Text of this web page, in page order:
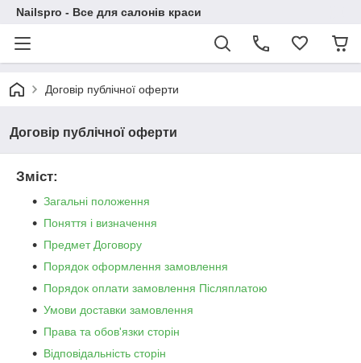
Nailspro - Все для салонів краси
Договір публічної оферти
Договір публічної оферти
Зміст:
Загальні положення
Поняття і визначення
Предмет Договору
Порядок оформлення замовлення
Порядок оплати замовлення Післяплатою
Умови доставки замовлення
Права та обов'язки сторін
Відповідальність сторін